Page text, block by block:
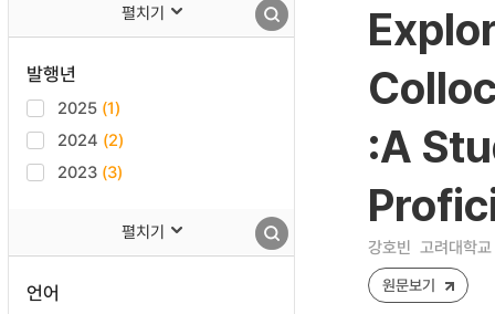
펼치기
발행년
2025 (1)
2024 (2)
2023 (3)
펼치기
언어
:A
강호빈 고려대학
원문보기